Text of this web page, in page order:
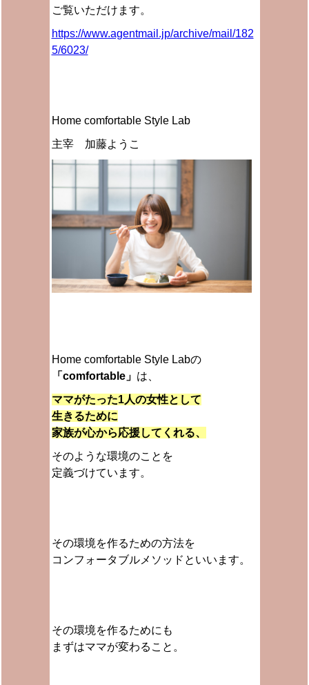
ご覧いただけます。
https://www.agentmail.jp/archive/mail/182
5/6023/
Home comfortable Style Lab
主宰 加藤ようこ
Home comfortable Style Labの
「comfortable」 は、
ママがたった1人の女性として
生きるために
家族が心から応援してくれる、
そのような環境のことを
定義づけています。
その環境を作るための方法を
コンフォータブルメソッドといいます。
その環境を作るためにも
まずはママが変わること。